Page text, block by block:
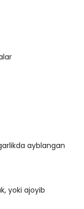
ayblangan
yoki ajoyib